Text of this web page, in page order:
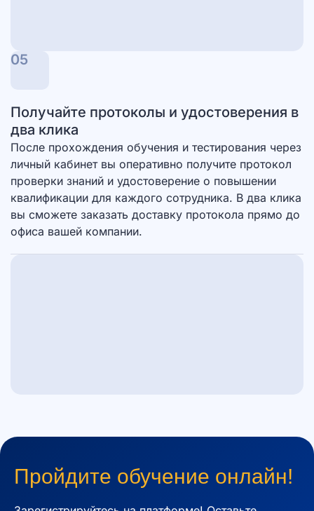
05
Получайте протоколы и удостоверения в
два клика
После прохождения обучения и тестирования через
личный кабинет вы оперативно получите протокол
проверки знаний и удостоверение о повышении
квалификации для каждого сотрудника. В два клика
вы сможете заказать доставку протокола прямо до
офиса вашей компании.
Пройдите обучение онлайн!